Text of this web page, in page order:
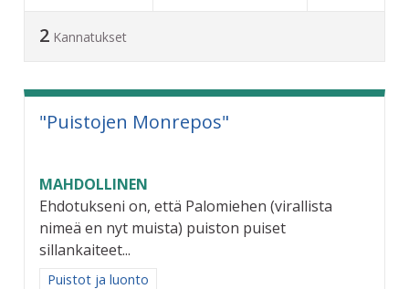
2 Kannatukset
"Puistojen Monrepos"
MAHDOLLINEN
Ehdotukseni on, että Palomiehen (virallista
nimeä en nyt muista) puiston puiset
sillankaiteet...
Rajaa tulokset aihepiirin mukaan: Puistot ja luonto
Puistot ja luonto